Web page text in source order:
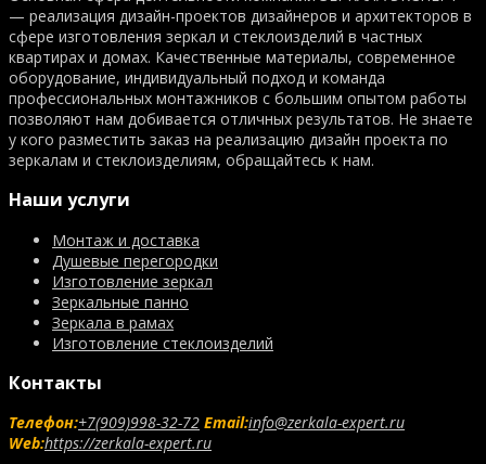
— реализация дизайн-проектов дизайнеров и архитекторов в
сфере изготовления зеркал и стеклоизделий в частных
квартирах и домах. Качественные материалы, современное
оборудование, индивидуальный подход и команда
профессиональных монтажников с большим опытом работы
позволяют нам добивается отличных результатов. Не знаете
у кого разместить заказ на реализацию дизайн проекта по
зеркалам и стеклоизделиям, обращайтесь к нам.
Наши услуги
Монтаж и доставка
Душевые перегородки
Изготовление зеркал
Зеркальные панно
Зеркала в рамах
Изготовление стеклоизделий
Контакты
Телефон:+7(909)998-32-72 Email:info@zerkala-expert.ru
Web:https://zerkala-expert.ru